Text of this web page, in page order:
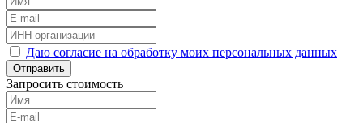
Даю согласие на обработку моих персональных данных
Отправить
Запросить стоимость